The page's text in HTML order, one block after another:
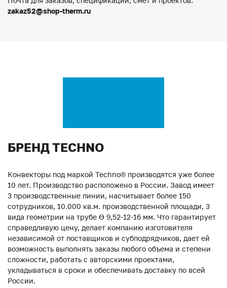
zakaz52@shop-therm.ru
БРЕНД TECHNO
Конвекторы под маркой Techno® производятся уже более
10 лет. Производство расположено в России. Завод имеет
3 производственные линии, насчитывает более 150
сотрудников, 10.000 кв.м. производственной площади, 3
вида геометрии на трубе ϴ 9,52-12-16 мм. Что гарантирует
справедливую цену, делает компанию изготовителя
независимой от поставщиков и субподрядчиков, дает ей
возможность выполнять заказы любого объема и степени
сложности, работать с авторскими проектами,
укладываться в сроки и обеспечивать доставку по всей
России.